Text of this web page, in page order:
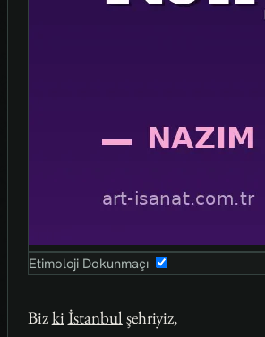
Etimoloji Dokunmaçı
Bizki İstanbul şehriyiz,